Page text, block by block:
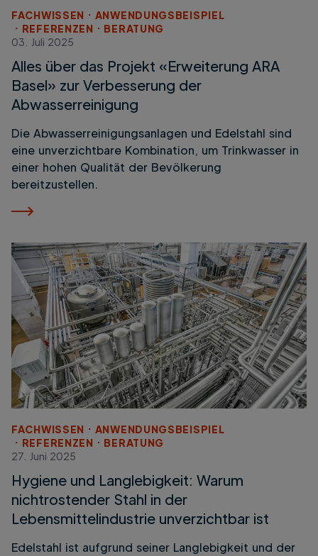
FACHWISSEN
ANWENDUNGSBEISPIEL
REFERENZEN
BERATUNG
03. Juli 2025
Alles über das Projekt «Erweiterung ARA
Basel» zur Verbesserung der
Abwasserreinigung
Die Abwasserreinigungsanlagen und Edelstahl sind
eine unverzichtbare Kombination, um Trinkwasser in
einer hohen Qualität der Bevölkerung
bereitzustellen.
FACHWISSEN
ANWENDUNGSBEISPIEL
REFERENZEN
BERATUNG
27. Juni 2025
Hygiene und Langlebigkeit: Warum
nichtrostender Stahl in der
Lebensmittelindustrie unverzichtbar ist
Edelstahl ist aufgrund seiner Langlebigkeit und der